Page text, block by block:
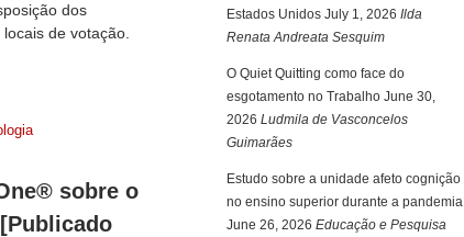
dos
de votação.
sobre o
Estados Unidos July 1, 2026 Ilda
Renata Andreata Sesquim
O Quiet Quitting como face do
esgotamento no Trabalho June 30,
2026 Ludmila de Vasconcelos
Guimarães
Estudo sobre a unidade afeto cognição
no ensino superior durante a pandemia
June 26, 2026 Educação e Pesquisa